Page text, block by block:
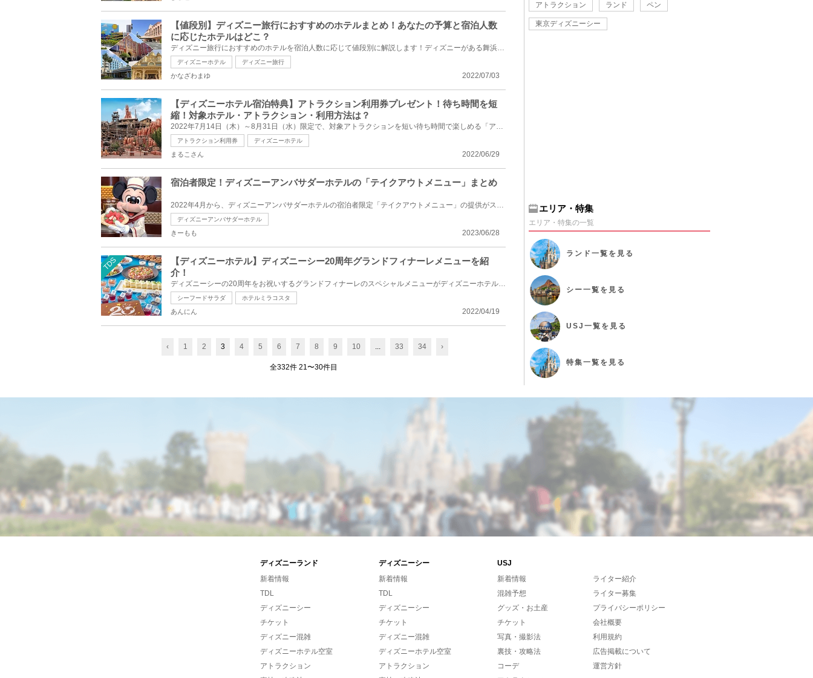
【値段別】ディズニー旅行におすすめのホテルまとめ！あなたの予算と宿泊人数
に応じたホテルはどこ？
ディズニー旅行におすすめのホテルを宿泊人数に応じて値段別に解説します！ディズニーがある舞浜駅周辺...
ディズニーホテル ディズニー旅行
2022/07/03
かなざわまゆ
【ディズニーホテル宿泊特典】アトラクション利用券プレゼント！待ち時間を短
縮！対象ホテル・アトラクション・利用方法は？
2022年7月14日（木）～8月31日（水）限定で、対象アトラクションを短い待ち時間で楽しめる「アトラクシ...
アトラクション利用券 ディズニーホテル
2022/06/29
まるこさん
宿泊者限定！ディズニーアンバサダーホテルの「テイクアウトメニュー」まとめ
2022年4月から、ディズニーアンバサダーホテルの宿泊者限定「テイクアウトメニュー」の提供がスタート！...
ディズニーアンバサダーホテル
2023/06/28
きーもも
TDS
【ディズニーホテル】ディズニーシー20周年グランドフィナーレメニューを紹
介！
ディズニーシーの20周年をお祝いするグランドフィナーレのスペシャルメニューがディズニーホテルで提供...
シーフードサラダ ホテルミラコスタ
2022/04/19
あんにん
‹ 1 2 3 4 5 6 7 8 9 10 ... 33 34 ›
全332件 21〜30件目
アトラクション ランド ペン
東京ディズニーシー
エリア・特集
エリア・特集の一覧
ランド 一覧を見る
シー一覧を見る
USJ 一覧を見る
特集一覧を見る
ディズニーランド ディズニーシー
USJ
新着情報
TDL
ディズニーシー
チケット
ディズニー混雑
ディズニーホテル空室
アトラクション
新着情報
TDL
ディズニーシー
チケット
ディズニー混雑
ディズニーホテル空室
アトラクション
新着情報
混雑予想
グッズ・お土産
チケット
写真・撮影法
裏技・攻略法
コーデ
ライター紹介
ライター募集
プライバシーポリシー
会社概要
利用規約
広告掲載について
運営方針